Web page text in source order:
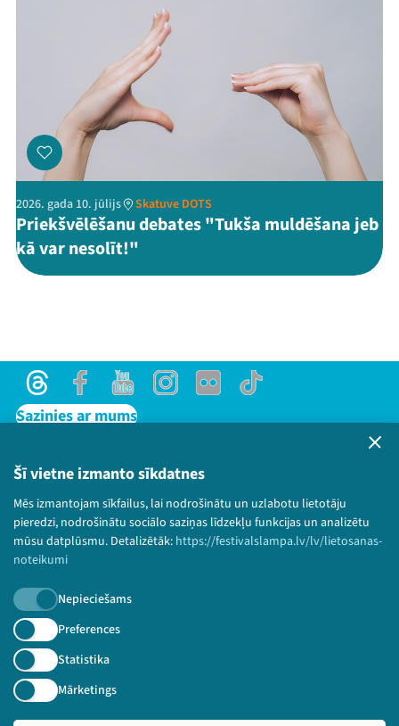
Šī vietne izmanto sīkdatnes
Mēs izmantojam sīkfailus, lai nodrošinātu un uzlabotu lietotāju
pieredzi, nodrošinātu sociālo saziņas līdzekļu funkcijas un analizētu
mūsu datplūsmu. Detalizētāk: https://festivalslampa.lv/lv/lietosanas-
noteikumi
Nepieciešams
Preferences
Statistika
Mārketings
2026. gada 10. jūlijs Skatuve DOTS
Priekšvēlēšanu debates "Tukša muldēšana jeb
kā var nesolīt!"
ThreadsFacebookYoutubeInstagram
Flick TikTok
Sazinies ar mums
Lietošanas noteikumi un sīkdatņu politika
Bērnu aizsardzības politika
© 2026 Sarunu festivāls LAMPA Visas tiesības
paturētas.
Piesakies jaunumiem!
Nepalaid garām aktuālāko informāciju!